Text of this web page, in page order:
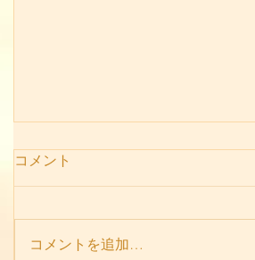
コメント
コメントを追加…